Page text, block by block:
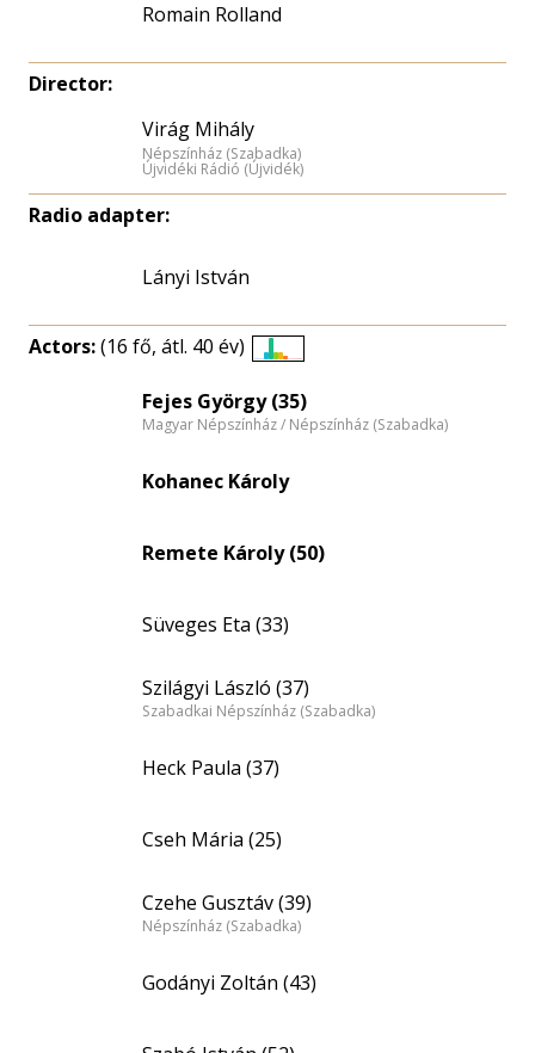
Romain Rolland
Director:
Virág Mihály
Népszínház (Szabadka)
Újvidéki Rádió (Újvidék)
Radio adapter:
Lányi István
Actors:(16 fő, átl. 40 év)
eloszlás
nagyítása
Fejes György (35)
Magyar Népszínház / Népszínház (Szabadka)
Kohanec Károly
Remete Károly (50)
Süveges Eta (33)
Szilágyi László (37)
Szabadkai Népszínház (Szabadka)
Heck Paula (37)
Cseh Mária (25)
Czehe Gusztáv (39)
Népszínház (Szabadka)
Godányi Zoltán (43)